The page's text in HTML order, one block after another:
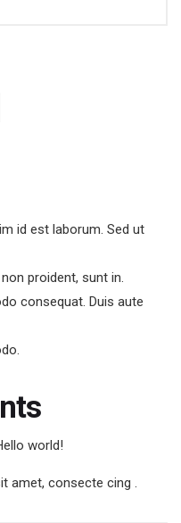
id est laborum. Sed ut
proident, sunt in.
consequat. Duis aute
world!
amet, consecte cing .